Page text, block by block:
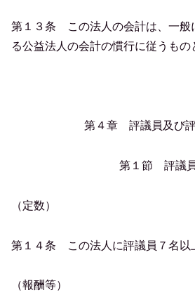
第１３条 この法人の会計は、一般
る公益法人の会計の慣行に従うもの
第４章 評議員及び
第１節 評議
（定数）
第１４条 この法人に評議員７名以
（報酬等）